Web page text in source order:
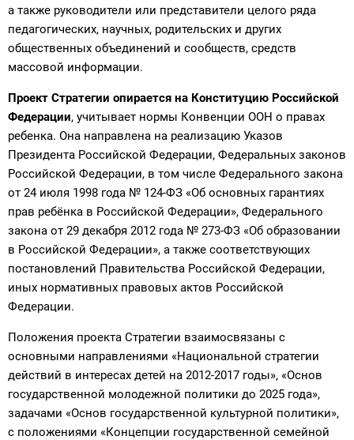
а также руководители или представители целого ряда
педагогических, научных, родительских и других
общественных объединений и сообществ, средств
массовой информации.
Проект Стратегии опирается на Конституцию Российской
Федерации, учитывает нормы Конвенции ООН о правах
ребенка. Она направлена на реализацию Указов
Президента Российской Федерации, Федеральных законов
Российской Федерации, в том числе Федерального закона
от 24 июля 1998 года № 124-ФЗ «Об основных гарантиях
прав ребёнка в Российской Федерации», Федерального
закона от 29 декабря 2012 года № 273-ФЗ «Об образовании
в Российской Федерации», а также соответствующих
постановлений Правительства Российской Федерации,
иных нормативных правовых актов Российской
Федерации.
Положения проекта Стратегии взаимосвязаны с
основными направлениями «Национальной стратегии
действий в интересах детей на 2012-2017 годы», «Основ
государственной молодежной политики до 2025 года»,
задачами «Основ государственной культурной политики»,
с положениями «Концепции государственной семейной